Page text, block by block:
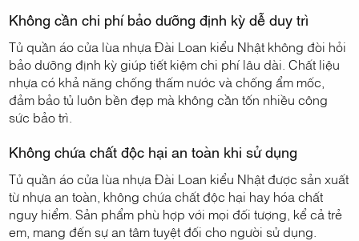
Không cần chi phí bảo dưỡng định kỳ dễ duy trì
Tủ quần áo cửa lùa nhựa Đài Loan kiểu Nhật không đòi hỏi
bảo dưỡng định kỳ giúp tiết kiệm chi phí lâu dài. Chất liệu
nhựa có khả năng chống thấm nước và chống ẩm mốc,
đảm bảo tủ luôn bền đẹp mà không cần tốn nhiều công
sức bảo trì.
Không chứa chất độc hại an toàn khi sử dụng
Tủ quần áo cửa lùa nhựa Đài Loan kiểu Nhật được sản xuất
từ nhựa an toàn, không chứa chất độc hại hay hóa chất
nguy hiểm. Sản phẩm phù hợp với mọi đối tượng, kể cả trẻ
em, mang đến sự an tâm tuyệt đối cho người sử dụng.